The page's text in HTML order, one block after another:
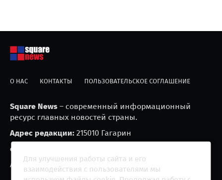
О НАС КОНТАКТЫ ПОЛЬЗОВАТЕЛЬСКОЕ СОГЛАШЕНИЕ
Square News – современный информационный
ресурс главных новостей страны.
Адрес редакции: 215010 Гагарин
e-mail:
Агрегатор новостей «Square news» (18+)
Для улучшения работы сайта и его
взаимодействия с пользователями мы